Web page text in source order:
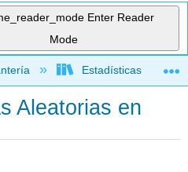
Enter Reader
Mode
jerarquía global
Estadísticas
Aleatorias en